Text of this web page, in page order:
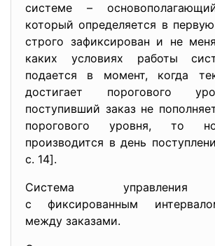
системе –
который определяется в
строго зафиксирован и не
каких условиях работы
подается в момент, когда
достигает порогового
поступивший заказ не
порогового уровня, то
производится в день
c. 14].
Система управления
с фиксированным
между заказами.